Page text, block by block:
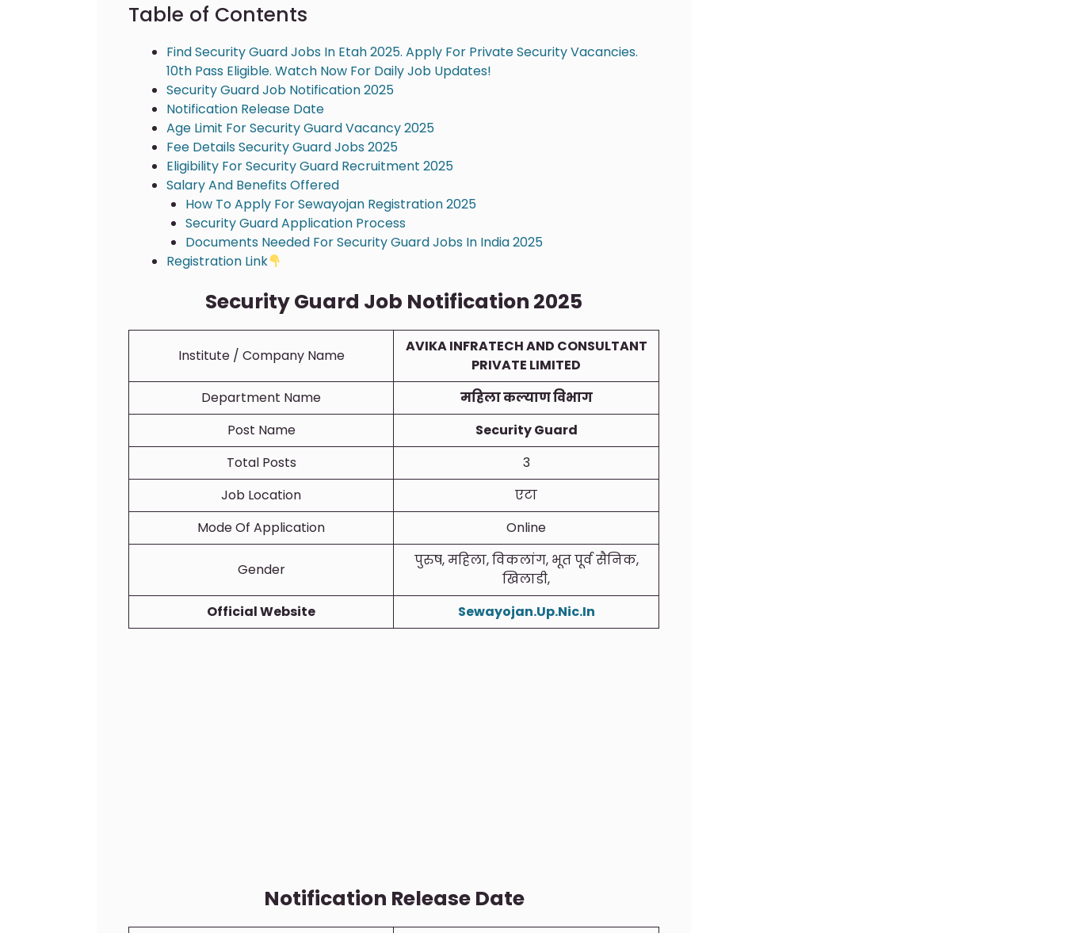
Table of Contents
Find Security Guard Jobs In Etah 2025. Apply For Private Security Vacancies.
10th Pass Eligible. Watch Now For Daily Job Updates!
Security Guard Job Notification 2025
Notification Release Date
Age Limit For Security Guard Vacancy 2025
Fee Details Security Guard Jobs 2025
Eligibility For Security Guard Recruitment 2025
Salary And Benefits Offered
How To Apply For Sewayojan Registration 2025
Security Guard Application Process
Documents Needed For Security Guard Jobs In India 2025
Registration Link
Security Guard Job Notification 2025
Institute / Company Name
AVIKA INFRATECH AND CONSULTANT
PRIVATE LIMITED
Department Name
महिला कल्याण विभाग
Post Name
Security Guard
Total Posts
3
Job Location
एटा
Mode Of Application
Online
Gender
पुरुष, महिला, विकलांग, भूत पूर्व सैनिक,
खिलाडी,
Official Website
Sewayojan.Up.Nic.In
Notification Release Date